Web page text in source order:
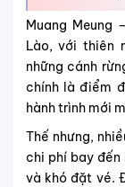
Muang Meung
Lào, với thiên
những cánh
chính là điểm
hành trình mới
Thế nhưng,
chi phí bay đến
và khó đặt vé.